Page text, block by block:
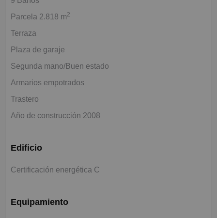
Parcela 2.818 m2
Terraza
Plaza de garaje
Segunda mano/Buen estado
Armarios empotrados
Trastero
Año de construcción 2008
Edificio
Certificación energética C
Equipamiento